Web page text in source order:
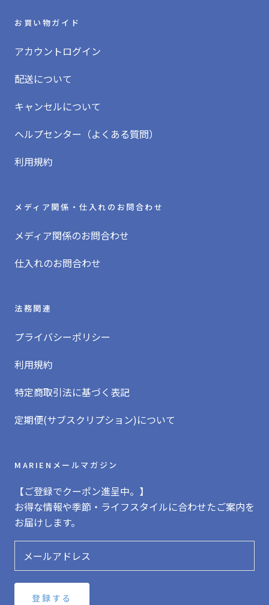
お買い物ガイド
アカウントログイン
配送について
キャンセルについて
ヘルプセンター（よくある質問）
利用規約
メディア関係・仕入れのお問合わせ
メディア関係のお問合わせ
仕入れのお問合わせ
法務関連
プライバシーポリシー
利用規約
特定商取引法に基づく表記
定期便(サブスクリプション)について
MARIENメールマガジン
【ご登録でクーポン進呈中。】
お得な情報や季節・ライフスタイルに合わせたご案内を
お届けします。
登録する